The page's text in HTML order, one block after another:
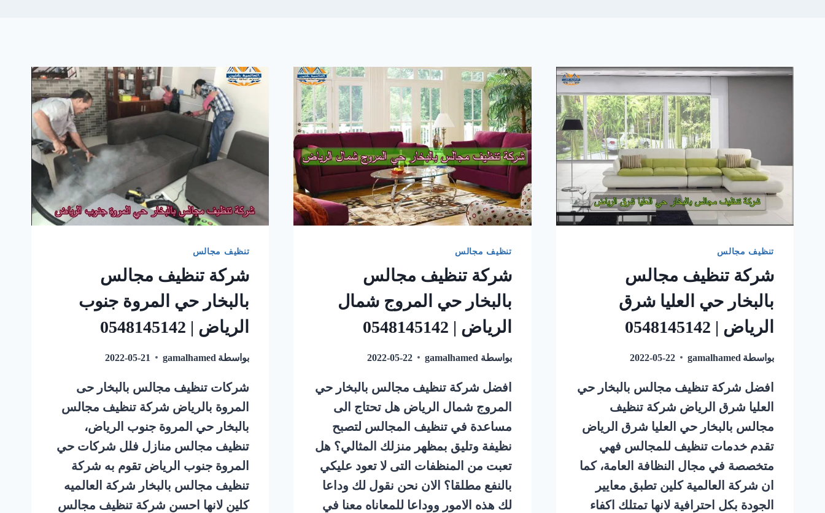
تنظيف مجالس
شركة تنظيف مجالس
بالبخار حي العليا شرق
الرياض | 0548145142
بواسطة gamalhamed
2022-05-22
افضل شركة تنظيف مجالس بالبخار حي
العليا شرق الرياض شركة تنظيف
مجالس بالبخار حي العليا شرق الرياض
تقدم خدمات تنظيف للمجالس فهي
متخصصة في مجال النظافة العامة، كما
ان شركة العالمية كلين تطبق معايير
الجودة بكل احترافية لانها تمتلك اكفاء
تنظيف مجالس
شركة تنظيف مجالس
بالبخار حي المروج شمال
الرياض | 0548145142
بواسطة gamalhamed
2022-05-22
افضل شركة تنظيف مجالس بالبخار حي
المروج شمال الرياض هل تحتاج الى
مساعدة في تنظيف المجالس لتصبح
نظيفة وتليق بمظهر منزلك المثالي؟ هل
تعبت من المنظفات التى لا تعود عليكي
بالنفع مطلقا؟ الان نحن نقول لك وداعا
لك هذه الامور ووداعا للمعاناه معنا في
تنظيف مجالس
شركة تنظيف مجالس
بالبخار حي المروة جنوب
الرياض | 0548145142
بواسطة gamalhamed
2022-05-21
شركات تنظيف مجالس بالبخار حى
المروة بالرياض شركة تنظيف مجالس
بالبخار حي المروة جنوب الرياض،
تنظيف مجالس منازل فلل شركات حي
المروة جنوب الرياض تقوم به شركة
تنظيف مجالس بالبخار شركة العالميه
كلين لانها احسن شركة تنظيف مجالس